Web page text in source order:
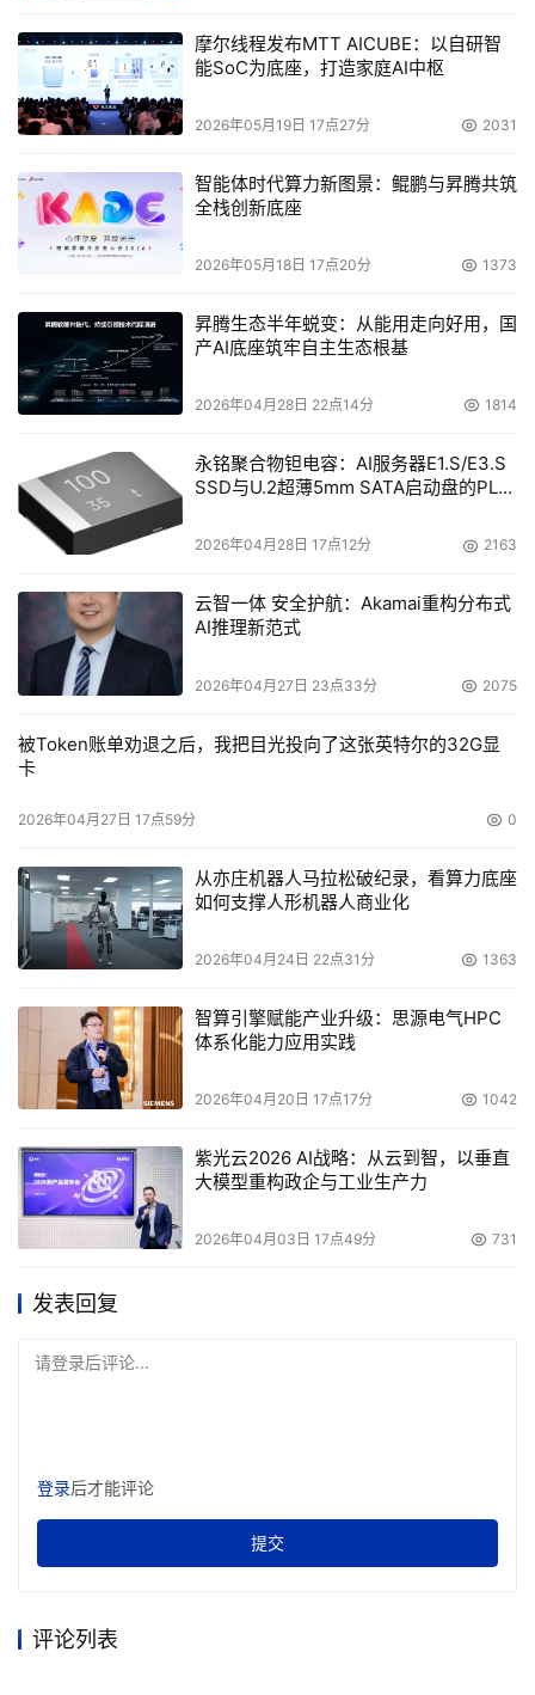
程的单处理器。
Austin说：“在今后10年里，我们将看到一个处理器中
的几十个到几百个内核（包括专用和非对称内核），提供数
百和数千个能够并行执行的线程。”
基于双核处理器的服务器产品功能列表
推动多内核运动发展的是以尽可能高的功率效率实现
更高的性能要求。提供多内核软件开发与管理工具的
PolyCore Software的CEO Sven Behmer说，在手机和移
同时不耗尽电池电源。”
Intel的Austin说，在桌面系统上，运行病毒扫描和其
他以后台模式运行的大型程序，同时保持快速的前台响应时
程度的并行性和线程技术……利用人工智能替代预先定义的
动作，计算当你与机器人对抗时出现的情况，或计算当你穿
窗而出时玻璃是如何破碎的。”
数据中心整合发展的趋势。在虚拟计算环境中，可以将多个
软件环境合并到更少的机器上，将任务分布到不同的虚拟服
务器上。
已有的软件部署和开发人员技能。例如，休斯顿某大学高性
能软件研究中心主任Ken Kennedy指出：“如果应用程序想
在这种处理器上提升性能的话，很多的应用程序必须并行
化。”
但是，开发工作面临一些挑战。大多数操作系统是设
计用于运行在单核处理器上的。Behmer说，并行多处理技
术在操作系统处理负载均衡任务上比较简单，但是非对称多
处理将把任务分配到多个线程上的工作留给开发人员。
出现在市场上的处理器数量越来越多?包括硬件加速
器、数字信号处理器、过滤器和其他专用部件，因此，
Behmer预测内存以及用于尽可能高效率在处理器之间传送
数据的连接子系统的重要性将会增加。
3.2 GHz的奔腾至尊版840处理器，于今年4月18日上市销
发中。
造技术。这款下一代芯片将包含数量超过17亿的晶体管和
化的64位至强双内核处理器。
级结构，两个CPU内核共享AMD在其单核Opteron处理器
摩尔线程发布MTT AICUBE：以自研智
能SoC为底座，打造家庭AI中枢
2026年05月19日 17点27分 2031
智能体时代算力新图景：鲲鹏与昇腾共筑
全栈创新底座
2026年05月18日 17点20分 1373
昇腾生态半年蜕变：从能用走向好用，国
产AI底座筑牢自主生态根基
2026年04月28日 22点14分 1814
永铭聚合物钽电容：AI服务器E1.S/E3.S
SSD与U.2超薄5mm SATA启动盘的PLP
2026年04月28日 17点12分 2163
云智一体 安全护航：Akamai重构分布式
AI推理新范式
2026年04月27日 23点33分 2075
被Token账单劝退之后，我把目光投向了这张英特尔的32G显
卡
2026年04月27日 17点59分 0
从亦庄机器人马拉松破纪录，看算力底座
如何支撑人形机器人商业化
2026年04月24日 22点31分 1363
智算引擎赋能产业升级：思源电气HPC
体系化能力应用实践
2026年04月20日 17点17分 1042
紫光云2026 AI战略：从云到智，以垂直
大模型重构政企与工业生产力
2026年04月03日 17点49分 731
发表回复
请登录后评论...
登录后才能评论
提交
评论列表